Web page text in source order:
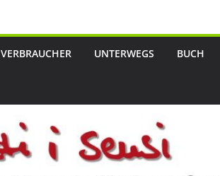
VERBRAUCHER UNTERWEGS BUCH